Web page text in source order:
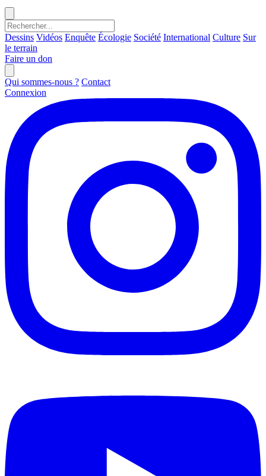
Dessins Vidéos Enquête Écologie Société International Culture Sur
le terrain
Faire un don
Qui sommes-nous ? Contact
Connexion